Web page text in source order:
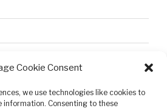
Cookie Consent
we use technologies like cookies to
information. Consenting to these